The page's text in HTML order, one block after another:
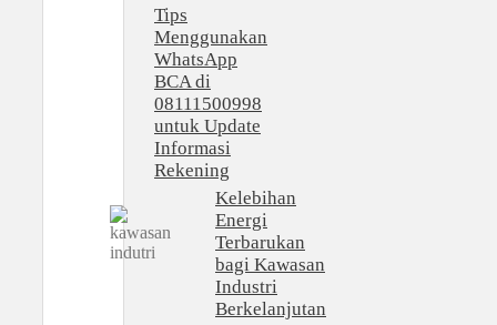
Tips
Menggunakan
WhatsApp
BCA di
08111500998
untuk Update
Informasi
Rekening
Kelebihan
Energi
Terbarukan
bagi Kawasan
Industri
Berkelanjutan